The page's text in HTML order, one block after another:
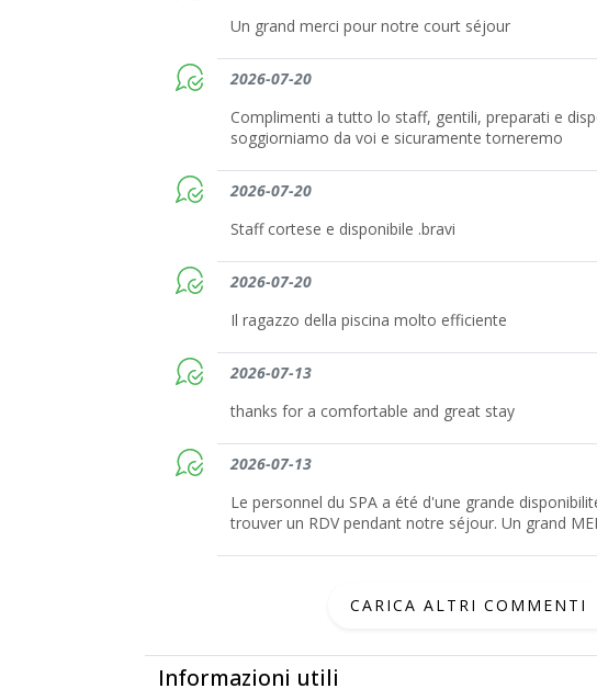
Un grand merci pour notre court séjour
2026-07-20
Complimenti a tutto lo staff, gentili, preparati e
soggiorniamo da voi e sicuramente torneremo
2026-07-20
Staff cortese e disponibile .bravi
2026-07-20
Il ragazzo della piscina molto efficiente
2026-07-13
thanks for a comfortable and great stay
2026-07-13
Le personnel du SPA a été d'une grande
trouver un RDV pendant notre séjour. Un grand
CARICA ALTRI COMMENTI
Informazioni utili